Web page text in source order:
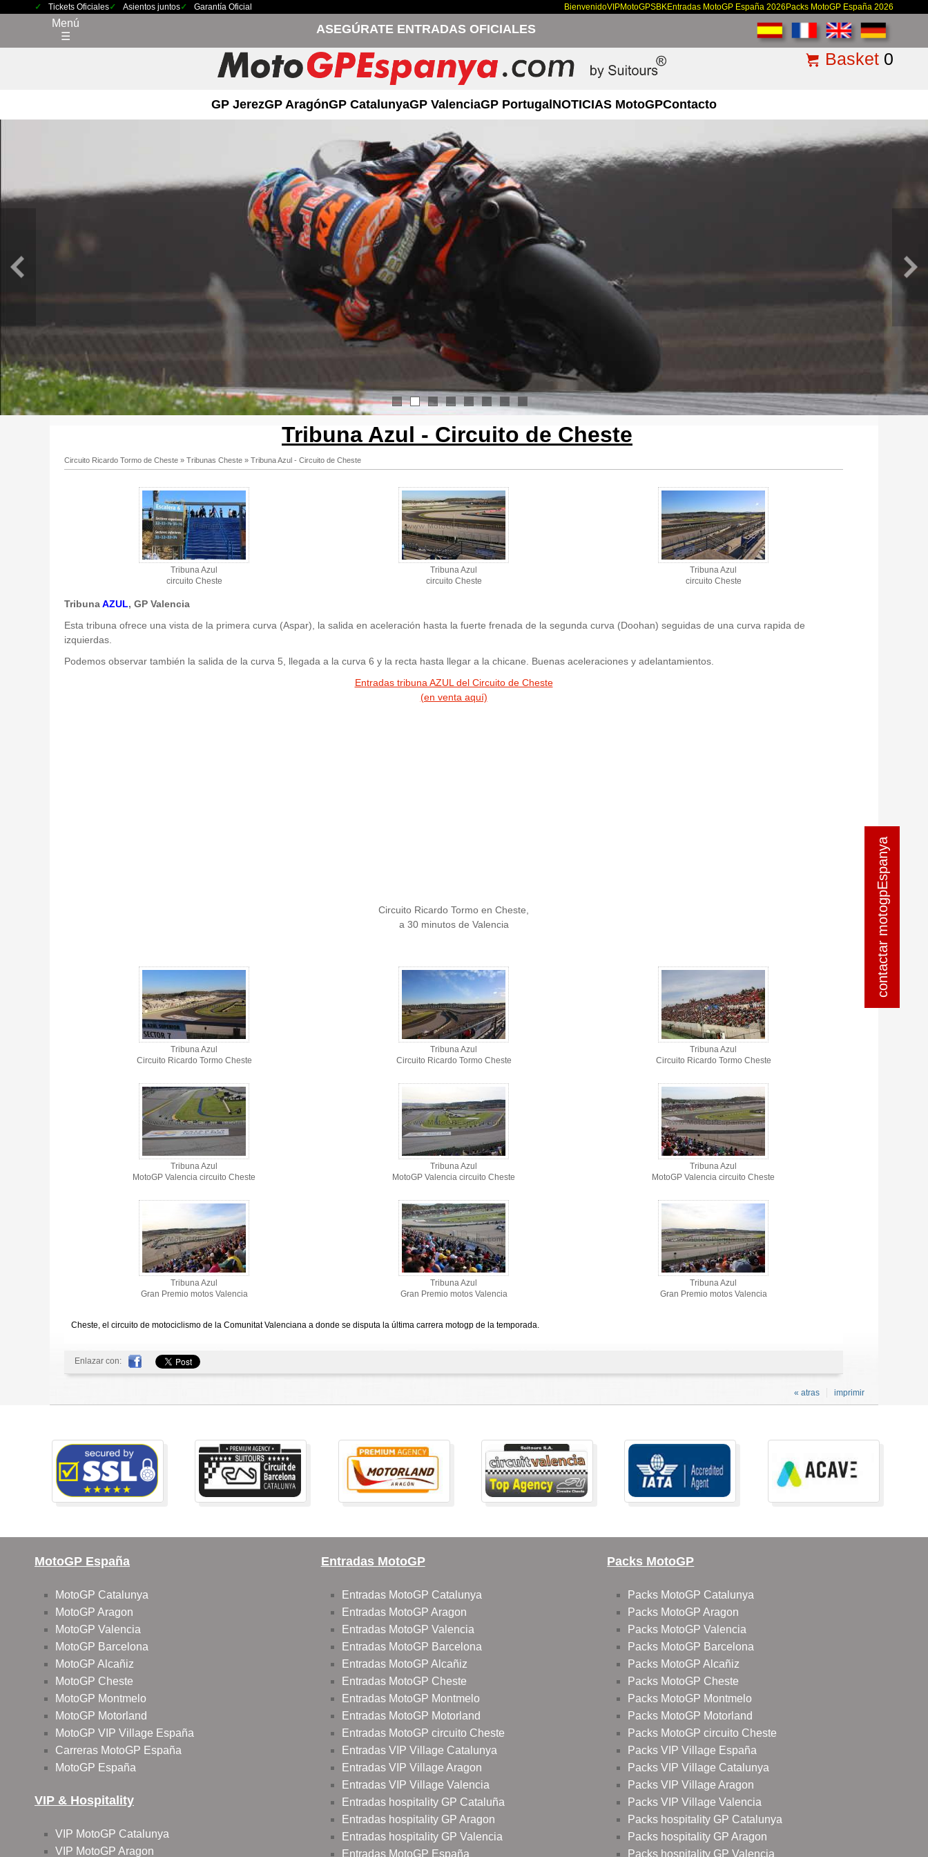
Tickets Oficiales Asientos juntos Garantía Oficial BienvenidoVIPMotoGPSBKEntradas MotoGP España 2026 Packs MotoGP España 2026
Menú
☰
ASEGÚRATE ENTRADAS OFICIALES
Basket 0
GP JerezGP AragónGP CatalunyaGP ValenciaGP PortugalNOTICIAS MotoGPContacto
1 3 4
contactar motogpEspanya
contactar motogpEspanya
Tribuna Azul - Circuito de Cheste
Circuito Ricardo Tormo de Cheste » Tribunas Cheste » Tribuna Azul - Circuito de Cheste
Tribuna Azul
circuito Cheste
Tribuna Azul
circuito Cheste
Tribuna Azul
circuito Cheste
TribunaAZUL, GP Valencia
Esta tribuna ofrece una vista de la primera curva (Aspar), la salida en aceleración hasta la fuerte frenada de la segunda curva (Doohan) seguidas de una curva rapida de
izquierdas.
Podemos observar también la salida de la curva 5, llegada a la curva 6 y la recta hasta llegar a la chicane. Buenas aceleraciones y adelantamientos.
Entradas tribuna AZUL del Circuito de Cheste
(en venta aquí)
Circuito Ricardo Tormo en Cheste,
a 30 minutos de Valencia
Tribuna Azul
Circuito Ricardo Tormo Cheste
Tribuna Azul
Circuito Ricardo Tormo Cheste
Tribuna Azul
Circuito Ricardo Tormo Cheste
Tribuna Azul
MotoGP Valencia circuito Cheste
Tribuna Azul
MotoGP Valencia circuito Cheste
Tribuna Azul
MotoGP Valencia circuito Cheste
Tribuna Azul
Gran Premio motos Valencia
Tribuna Azul
Gran Premio motos Valencia
Tribuna Azul
Gran Premio motos Valencia
Cheste, el circuito de motociclismo de la Comunitat Valenciana a donde se disputa la última carrera motogp de la temporada.
Enlazar con:
imprimir
« atras
MotoGP España
MotoGP Catalunya
MotoGP Aragon
MotoGP Valencia
MotoGP Barcelona
MotoGP Alcañiz
MotoGP Cheste
MotoGP Montmelo
MotoGP Motorland
MotoGP VIP Village España
Carreras MotoGP España
MotoGP España
VIP & Hospitality
VIP MotoGP Catalunya
VIP MotoGP Aragon
Entradas MotoGP
Entradas MotoGP Catalunya
Entradas MotoGP Aragon
Entradas MotoGP Valencia
Entradas MotoGP Barcelona
Entradas MotoGP Alcañiz
Entradas MotoGP Cheste
Entradas MotoGP Montmelo
Entradas MotoGP Motorland
Entradas MotoGP circuito Cheste
Entradas VIP Village Catalunya
Entradas VIP Village Aragon
Entradas VIP Village Valencia
Entradas hospitality GP Cataluña
Entradas hospitality GP Aragon
Entradas hospitality GP Valencia
Entradas MotoGP España
Packs MotoGP
Packs MotoGP Catalunya
Packs MotoGP Aragon
Packs MotoGP Valencia
Packs MotoGP Barcelona
Packs MotoGP Alcañiz
Packs MotoGP Cheste
Packs MotoGP Montmelo
Packs MotoGP Motorland
Packs MotoGP circuito Cheste
Packs VIP Village España
Packs VIP Village Catalunya
Packs VIP Village Aragon
Packs VIP Village Valencia
Packs hospitality GP Catalunya
Packs hospitality GP Aragon
Packs hospitality GP Valencia